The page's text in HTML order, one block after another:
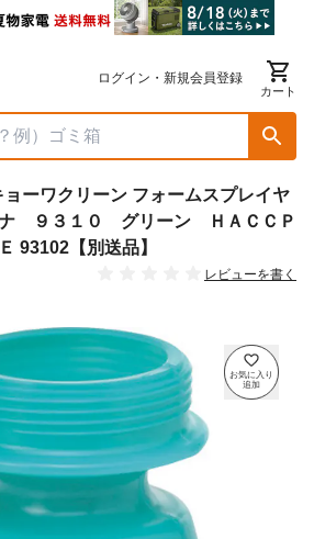
ログイン・新規会員登録
カート
ョーワクリーン フォームスプレイヤ
９３１０ グリーン ＨＡＣＣＰ
【別送品】
レビューを書く